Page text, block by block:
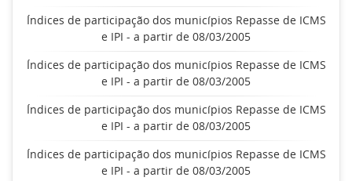
Índices de participação dos municípios Repasse de ICMS
e IPI - a partir de 08/03/2005
Índices de participação dos municípios Repasse de ICMS
e IPI - a partir de 08/03/2005
Índices de participação dos municípios Repasse de ICMS
e IPI - a partir de 08/03/2005
Índices de participação dos municípios Repasse de ICMS
e IPI - a partir de 08/03/2005